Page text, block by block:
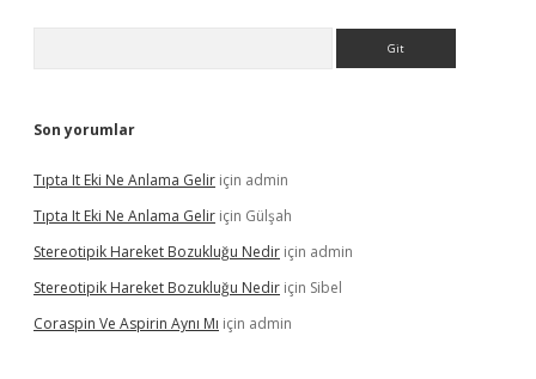
Son yorumlar
Tıpta It Eki Ne Anlama Gelir için admin
Tıpta It Eki Ne Anlama Gelir için Gülşah
Stereotipik Hareket Bozukluğu Nedir için admin
Stereotipik Hareket Bozukluğu Nedir için Sibel
Coraspin Ve Aspirin Aynı Mı için admin